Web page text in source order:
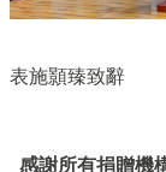
獲頒
表施顥臻致辭
感謝所有捐贈機